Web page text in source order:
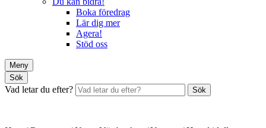
Boka föredrag
Lär dig mer
Agera!
Stöd oss
Meny
Sök
Vad letar du efter? Sök